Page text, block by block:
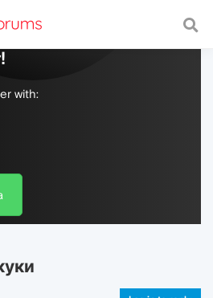
with a fast and
with: